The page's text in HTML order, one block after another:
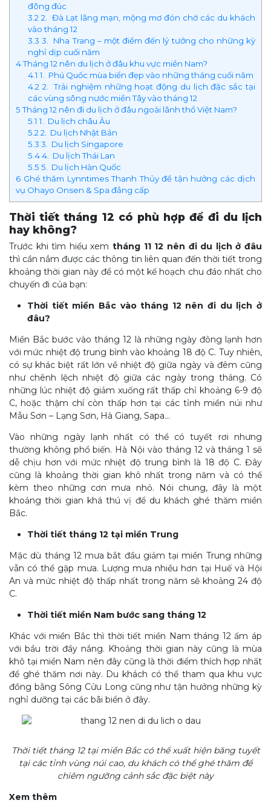
đông đúc
3.2 2. Đà Lạt lãng mạn, mộng mơ đón chờ các du khách
vào tháng 12
3.3 3. Nha Trang – một điểm đến lý tưởng cho những kỳ
nghỉ dịp cuối năm
4Tháng 12 nên du lịch ở đâu khu vực miền Nam?
4.1 1. Phú Quốc mùa biển đẹp vào những tháng cuối năm
4.2 2. Trải nghiệm những hoạt động du lịch đặc sắc tại
các vùng sông nước miền Tây vào tháng 12
5Tháng 12 nên đi du lịch ở đâu ngoài lãnh thổ Việt Nam?
5.1 1. Du lịch châu Âu
5.2 2. Du lịch Nhật Bản
5.3 3. Du lịch Singapore
5.44. Du lịch Thái Lan
5.5 5. Du lịch Hàn Quốc
6 Ghé thăm Lynntimes Thanh Thủy để tận hưởng các dịch
vụ Ohayo Onsen & Spa đẳng cấp
Thời tiết tháng 12 có phù hợp để đi du lịch
hay không?
Trước khi tìm hiểu xemtháng 11 12 nên đi du lịch ở đâu
thì cần nắm được các thông tin liên quan đến thời tiết trong
khoảng thời gian này để có một kế hoạch chu đáo nhất cho
chuyến đi của bạn:
Thời tiết miền Bắc vào tháng 12 nên đi du lịch ở
đâu?
Miền Bắc bước vào tháng 12 là những ngày đông lạnh hơn
với mức nhiệt độ trung bình vào khoảng 18 độ C. Tuy nhiên,
có sự khác biệt rất lớn về nhiệt độ giữa ngày và đêm cũng
như chênh lệch nhiệt độ giữa các ngày trong tháng. Có
những lúc nhiệt độ giảm xuống rất thấp chỉ khoảng 6-9 độ
C, hoặc thậm chí còn thấp hơn tại các tỉnh miền núi như
Mẫu Sơn – Lạng Sơn, Hà Giang, Sapa…
Vào những ngày lạnh nhất có thể có tuyết rơi nhưng
thường không phổ biến. Hà Nội vào tháng 12 và tháng 1 sẽ
dễ chịu hơn với mức nhiệt độ trung bình là 18 độ C. Đây
cũng là khoảng thời gian khô nhất trong năm và có thể
kèm theo những cơn mưa nhỏ. Nói chung, đây là một
khoảng thời gian khá thú vị để du khách ghé thăm miền
Bắc.
Thời tiết tháng 12 tại miền Trung
Mặc dù tháng 12 mưa bắt đầu giảm tại miền Trung những
vẫn có thể gặp mưa. Lượng mưa nhiều hơn tại Huế và Hội
An và mức nhiệt độ thấp nhất trong năm sẽ khoảng 24 độ
C.
Thời tiết miền Nam bước sang tháng 12
Khác với miền Bắc thì thời tiết miền Nam tháng 12 ấm áp
với bầu trời đầy nắng. Khoảng thời gian này cũng là mùa
khô tại miền Nam nên đây cũng là thời điểm thích hợp nhất
để ghé thăm nơi này. Du khách có thể tham qua khu vực
đồng bằng Sông Cửu Long cũng như tận hưởng những kỳ
nghỉ dưỡng tại các bãi biển ở đây.
Thời tiết tháng 12 tại miền Bắc có thể xuất hiện băng tuyết
tại các tỉnh vùng núi cao, du khách có thể ghé thăm để
chiêm ngưỡng cảnh sắc đặc biệt này
Xem thêm